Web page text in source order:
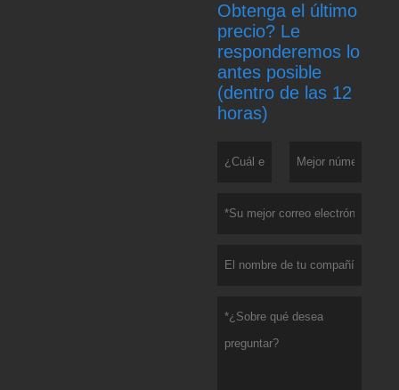
Obtenga el último
precio? Le
responderemos lo
antes posible
(dentro de las 12
horas)